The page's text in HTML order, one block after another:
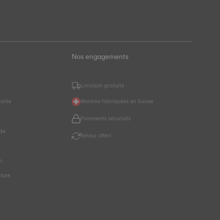
Nos engagements
Livraison gratuite
Montres fabriquées en Suisse
Paiements sécurisés
Retour offert